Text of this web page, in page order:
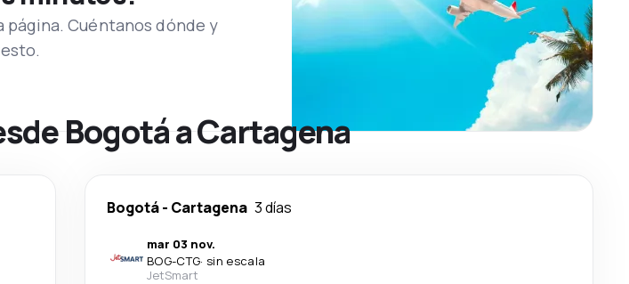
Cuéntanos dónde y
Bogotá a Cartagena
Bogotá- Cartagena 3 días
mar 03 nov.
BOG-CTG· sin escala
JetSmart